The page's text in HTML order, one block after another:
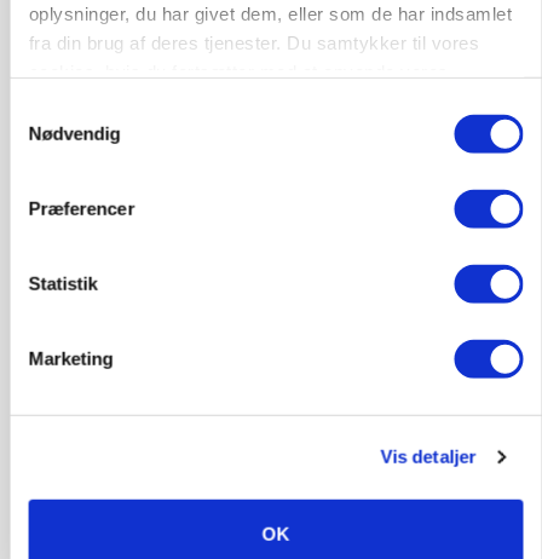
oplysninger, du har givet dem, eller som de har indsamlet
fra din brug af deres tjenester. Du samtykker til vores
Nødvendig
Præferencer
Statistik
Marketing
Vis detaljer
OK
Annonce
KVÆG
Snart kan man søge tilskud til naturprojekter
Før såmaskinen kører: Her er efterårets største